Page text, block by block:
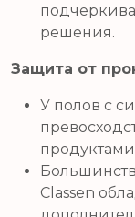
решения.
Защита от
У полов с
Classen